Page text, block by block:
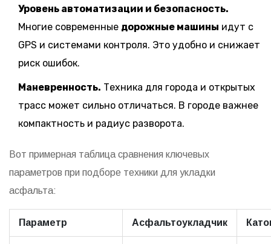
Уровень автоматизации и безопасность.
Многие современные дорожные машины идут с
GPS и системами контроля. Это удобно и снижает
риск ошибок.
Маневренность. Техника для города и открытых
трасс может сильно отличаться. В городе важнее
компактность и радиус разворота.
Вот примерная таблица сравнения ключевых
параметров при подборе техники для укладки
асфальта:
Параметр Асфальтоукладчик